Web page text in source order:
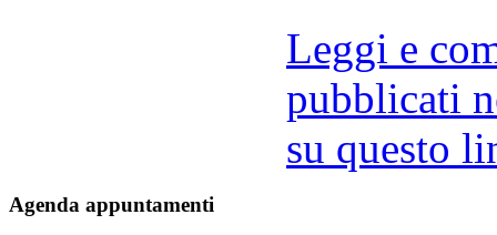
Leggi e
pubblicati
su questo
Agenda appuntamenti